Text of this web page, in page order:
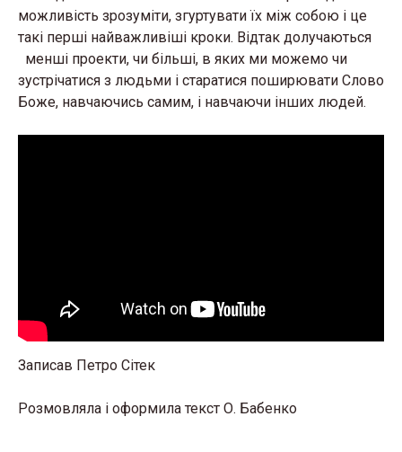
можливість зрозуміти, згуртувати їх між собою і це
такі перші найважливіші кроки. Відтак долучаються
менші проекти, чи більші, в яких ми можемо чи
зустрічатися з людьми і старатися поширювати Слово
Боже, навчаючись самим, і навчаючи інших людей.
Записав Петро Сітек
Розмовляла і оформила текст О. Бабенко